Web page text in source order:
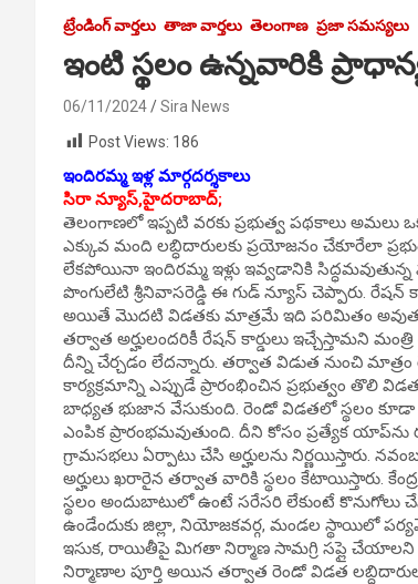
ట్రేండింగ్ వార్తలు తాజా వార్తలు తెలంగాణ ప్రజా సమస్యలు
ఇంటి స్థలం ఉన్నవారికి
06/11/2024
Sira News
Post Views: 186
ఇందిరమ్మ ఇళ్ల మార్గదర్శకాలు
సిరా న్యూస్,హైదరాబాద్;
తెలంగాణలో ఇప్పటి వరకు ప్రభుత్వ పథకాలు అమలు
ఎక్కువ మంది లబ్ధిదారులకు ప్రయోజనం చేకూరేలా
లేకపోయినా ఇందిరమ్మ ఇళ్లు ఇవ్వడానికి
పొంగులేటి శ్రీనివాసరెడ్డి ఈ గుడ్ న్యూస్ చెప్పారు.
అయితే మొదటి విడతకు మాత్రమే ఇది పరిమితం
తర్వాత అర్హులందరికీ రేషన్ కార్డులు ఇచ్చేస్తామని
దీన్ని చేర్చడం లేదన్నారు. తర్వాత విడుత నుంచి మాత్రం
కార్యక్రమాన్ని ఎప్పుడే ప్రారంభించిన ప్రభుత్వం తొలి
బాధ్యత భుజాన వేసుకుంది. రెండో విడతలో స్థలం కూడా
ఎంపిక ప్రారంభమవుతుంది. దీని కోసం ప్రత్యేక
గ్రామసభలు ఏర్పాటు చేసి అర్హులను నిర్ణయిస్తారు.
అర్హులు ఖరారైన తర్వాత వారికి స్థలం కేటాయిస్తారు.
స్థలం అందుబాటులో ఉంటే సరేసరి లేకుంటే కొనుగోలు
ఉండేందుకు జిల్లా, నియోజకవర్గ, మండల స్థాయిలో
ఇసుక, రాయితీపై మిగతా నిర్మాణ సామగ్రి సప్లై చేయాలని
నిర్మాణాల పూర్తి అయిన తర్వాత రెండో విడత